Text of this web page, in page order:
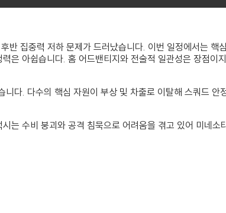
반 집중력 저하 문제가 드러났습니다. 이번 일정에서는 핵
은 아쉽습니다. 홈 어드밴티지와 전술적 일관성은 장점이
다. 다수의 핵심 자원이 부상 및 차출로 이탈해 스쿼드 안
는 수비 붕괴와 공격 침묵으로 어려움을 겪고 있어 미네소